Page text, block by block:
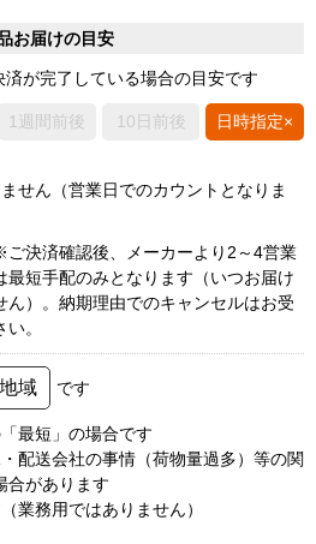
お届けの目安
が完了している場合の目安です
1週間前後 10日前後 日時指定×
せん（営業日でのカウントとなりま
決済確認後、メーカーより2～4営業
最短手配のみとなります（いつお届け
ん）。納期理由でのキャンセルはお受
。
域 です
最短」の場合です
配送会社の事情（荷物量過多）等の関
合があります
業務用ではありません）